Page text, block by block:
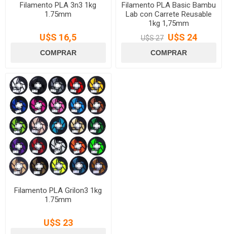
Filamento PLA 3n3 1kg
1.75mm
U$S 16,5
Filamento PLA Basic Bambu
Lab con Carrete Reusable
1kg 1,75mm
U$S 27 U$S 24
Filamento PLA Grilon3 1kg
1.75mm
U$S 23